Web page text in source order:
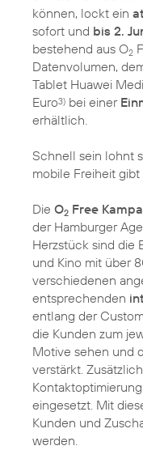
können, lockt ein
sofort und bis 2.
bestehend aus O2
Datenvolumen,
Tablet Huawei
Euro3) bei einer
erhältlich.
Schnell sein lohnt
mobile Freiheit
Die O2 Free
der Hamburger
Herzstück sind die
und Kino mit über
verschiedenen
entsprechenden
entlang der
die Kunden zum
Motive sehen und
verstärkt.
eingesetzt. Mit
Kunden und
werden.